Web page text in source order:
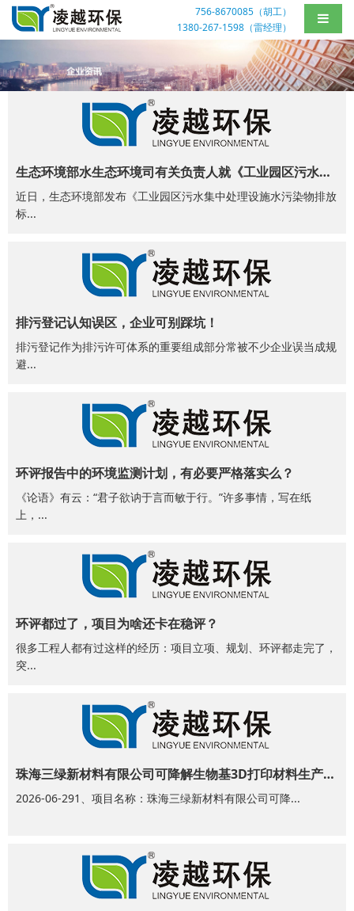
756-8670085（胡工）
1380-267-1598（雷经理）
生态环境部水生态环境司有关负责人就《工业园区污水集中处理设施水污染物排放标准制订技术导则》（HJ 945.4—2026）答记者问
近日，生态环境部发布《工业园区污水集中处理设施水污染物排放
标...
排污登记认知误区，企业可别踩坑！
排污登记作为排污许可体系的重要组成部分常被不少企业误当成规
避...
环评报告中的环境监测计划，有必要严格落实么？
《论语》有云：“君子欲讷于言而敏于行。”许多事情，写在纸
上，...
环评都过了，项目为啥还卡在稳评？
很多工程人都有过这样的经历：项目立项、规划、环评都走完了，
突...
珠海三绿新材料有限公司可降解生物基3D打印材料生产项目公示
2026-06-291、项目名称：珠海三绿新材料有限公司可降...